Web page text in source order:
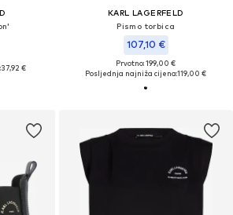
37,92 €
KARL LAGERFELD
Pismo torbica
107,10 €
Prvotno: 199,00 €
Posljednja najniža cijena:119,00 €